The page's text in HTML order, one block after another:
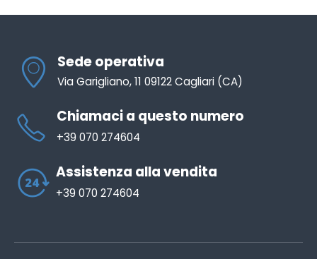
Sede operativa
Via Garigliano, 11 09122 Cagliari (CA)
Chiamaci a questo numero
+39 070 274604
Assistenza alla vendita
+39 070 274604